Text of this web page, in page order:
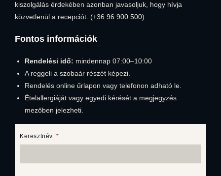
Keresztnév
kiszolgálás érdekében azonban javasoljuk, hogy hívja
közvetlenül a recepciót. (+36 96 900 500)
Fontos információk
Rendelési idő: mindennap 07:00–10:00
A reggeli a szobaár részét képezi.
Rendelés online űrlapon vagy telefonon adható le.
Ételallergiáját vagy egyedi kérését a megjegyzés
mezőben jelezheti.